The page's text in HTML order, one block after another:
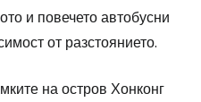
и повечето автобусни
от разстоянието.
на остров Хонконг